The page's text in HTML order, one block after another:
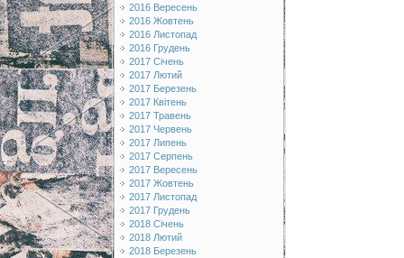
2016 Вересень
2016 Жовтень
2016 Листопад
2016 Грудень
2017 Січень
2017 Лютий
2017 Березень
2017 Квітень
2017 Травень
2017 Червень
2017 Липень
2017 Серпень
2017 Вересень
2017 Жовтень
2017 Листопад
2017 Грудень
2018 Січень
2018 Лютий
2018 Березень